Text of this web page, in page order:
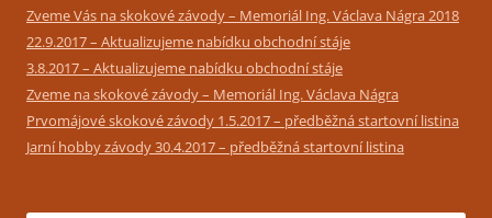
Zveme Vás na skokové závody – Memoriál Ing. Václava Nágra 2018
22.9.2017 – Aktualizujeme nabídku obchodní stáje
3.8.2017 – Aktualizujeme nabídku obchodní stáje
Zveme na skokové závody – Memoriál Ing. Václava Nágra
Prvomájové skokové závody 1.5.2017 – předběžná startovní listina
Jarní hobby závody 30.4.2017 – předběžná startovní listina